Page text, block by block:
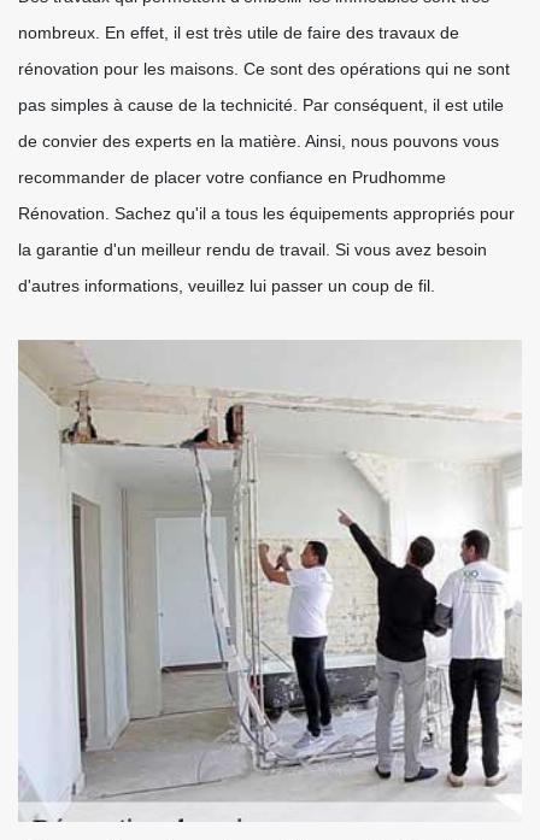
nombreux. En effet, il est très utile de faire des travaux de
rénovation pour les maisons. Ce sont des opérations qui ne sont
pas simples à cause de la technicité. Par conséquent, il est utile
de convier des experts en la matière. Ainsi, nous pouvons vous
recommander de placer votre confiance en Prudhomme
Rénovation. Sachez qu'il a tous les équipements appropriés pour
la garantie d'un meilleur rendu de travail. Si vous avez besoin
d'autres informations, veuillez lui passer un coup de fil.